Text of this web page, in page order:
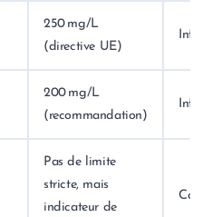
250 mg/L
(directive UE)
200 mg/L
(recommandation)
Pas de limite
stricte, mais
indicateur de